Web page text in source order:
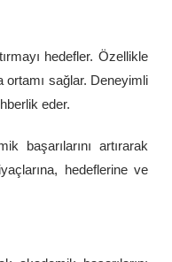
hedefler. Özellikle
ortamı sağlar. Deneyimli
eder.
başarılarını artırarak
hedeflerine ve